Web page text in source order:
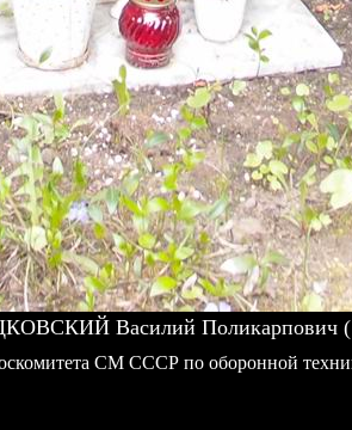
Василий Поликарпович
СМ СССР по оборонной